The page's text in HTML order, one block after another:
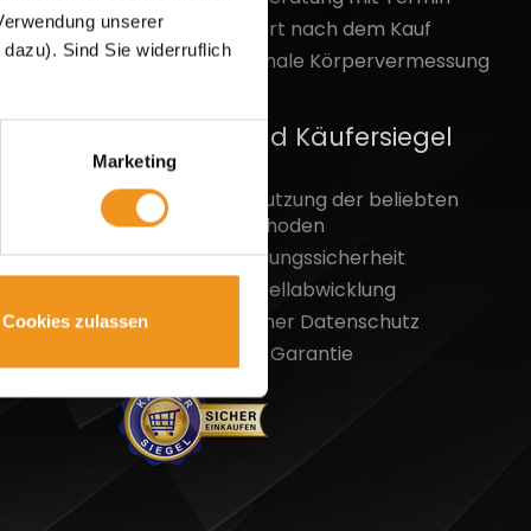
unserer
Sind Sie widerruflich
Marketing
Cookies zulassen
Bester Support nach dem Kauf
Dreidimensionale Körpervermessung
Händlerbund Käufersiegel
Kostenlose Nutzung der beliebten
Zahlungsmethoden
100%-ige Zahlungssicherheit
Schnelle Bestellabwicklung
Größtmöglicher Datenschutz
Geld-zurück-Garantie